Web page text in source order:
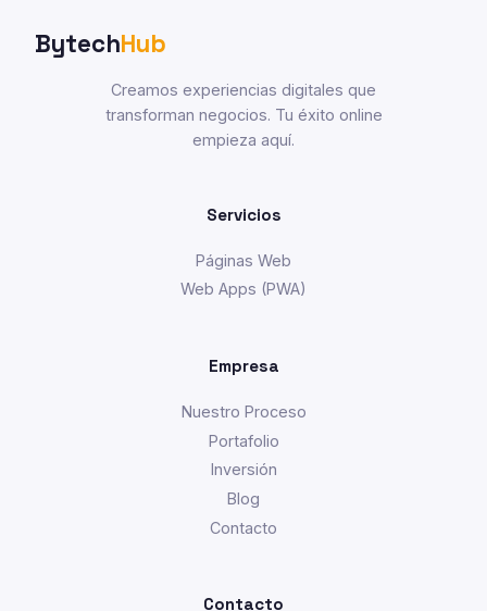
BytechHub
Creamos experiencias digitales que
transforman negocios. Tu éxito online
empieza aquí.
Servicios
Páginas Web
Web Apps (PWA)
Empresa
Nuestro Proceso
Portafolio
Inversión
Blog
Contacto
Contacto